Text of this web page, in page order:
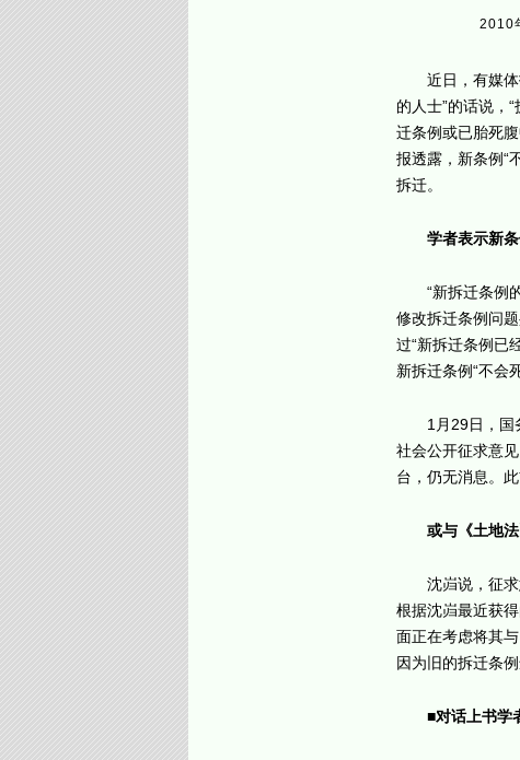
2010
近日，有媒
的人士”的话说，
迁条例或已胎死
报透露，新条例“
拆迁。
学者表示新
“新拆迁条例
修改拆迁条例问
过“新拆迁条例已
新拆迁条例“不会死
1月29日，国
社会公开征求意
台，仍无消息。
或与《土地
沈岿说，征
根据沈岿最近获
面正在考虑将其
因为旧的拆迁条
■对话上书学